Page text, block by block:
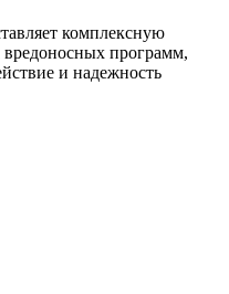
комплексную
программ,
и надежность